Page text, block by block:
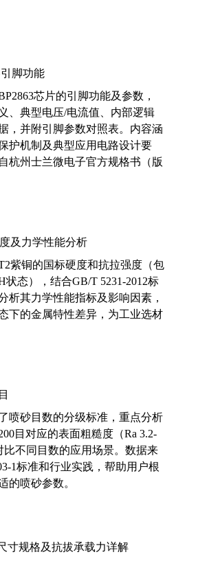
脚功能
芯片的引脚功能及参数，
、典型电压/电流值、内部逻辑
，并附引脚参数对照表。内容涵
护机制及典型应用电路设计要
杭州士兰微电子官方规格书（版
及力学性能分析
紫铜的国标硬度和抗拉强度（包
状态），结合GB/T 5231-2012标
析其力学性能指标及影响因素，
下的金属特性差异，为工业选材
喷砂目数的分级标准，重点分析
目对应的表面粗糙度（Ra 3.2-
比不同目数的应用场景。数据来
1标准和行业实践，帮助用户根
的喷砂参数。
寸规格及抗拔承载力详解